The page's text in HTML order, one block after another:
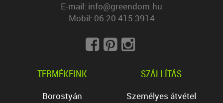
E-mail: info@greendom.hu
Mobil: 06 20 415 3914
TERMÉKEINK
Borostyán
SZÁLLÍTÁS
Személyes átvétel